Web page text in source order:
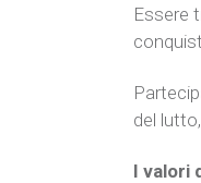
Essere
del
I valori